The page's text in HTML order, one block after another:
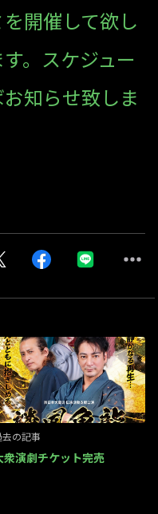
開催して欲し
。スケジュー
知らせ致しま
去の記事
衆演劇チケット完売